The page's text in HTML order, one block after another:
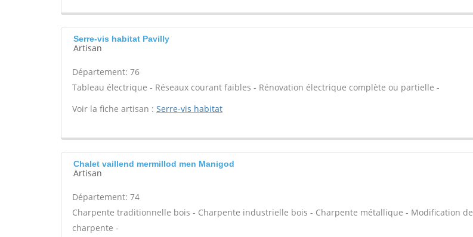
Serre-vis habitat Pavilly
Artisan
Département: 76
Tableau électrique - Réseaux courant faibles - Rénovation électrique complète ou partielle -
Voir la fiche artisan : Serre-vis habitat
Chalet vaillend mermillod men Manigod
Artisan
Département: 74
Charpente traditionnelle bois - Charpente industrielle bois - Charpente métallique - Modification de
charpente -